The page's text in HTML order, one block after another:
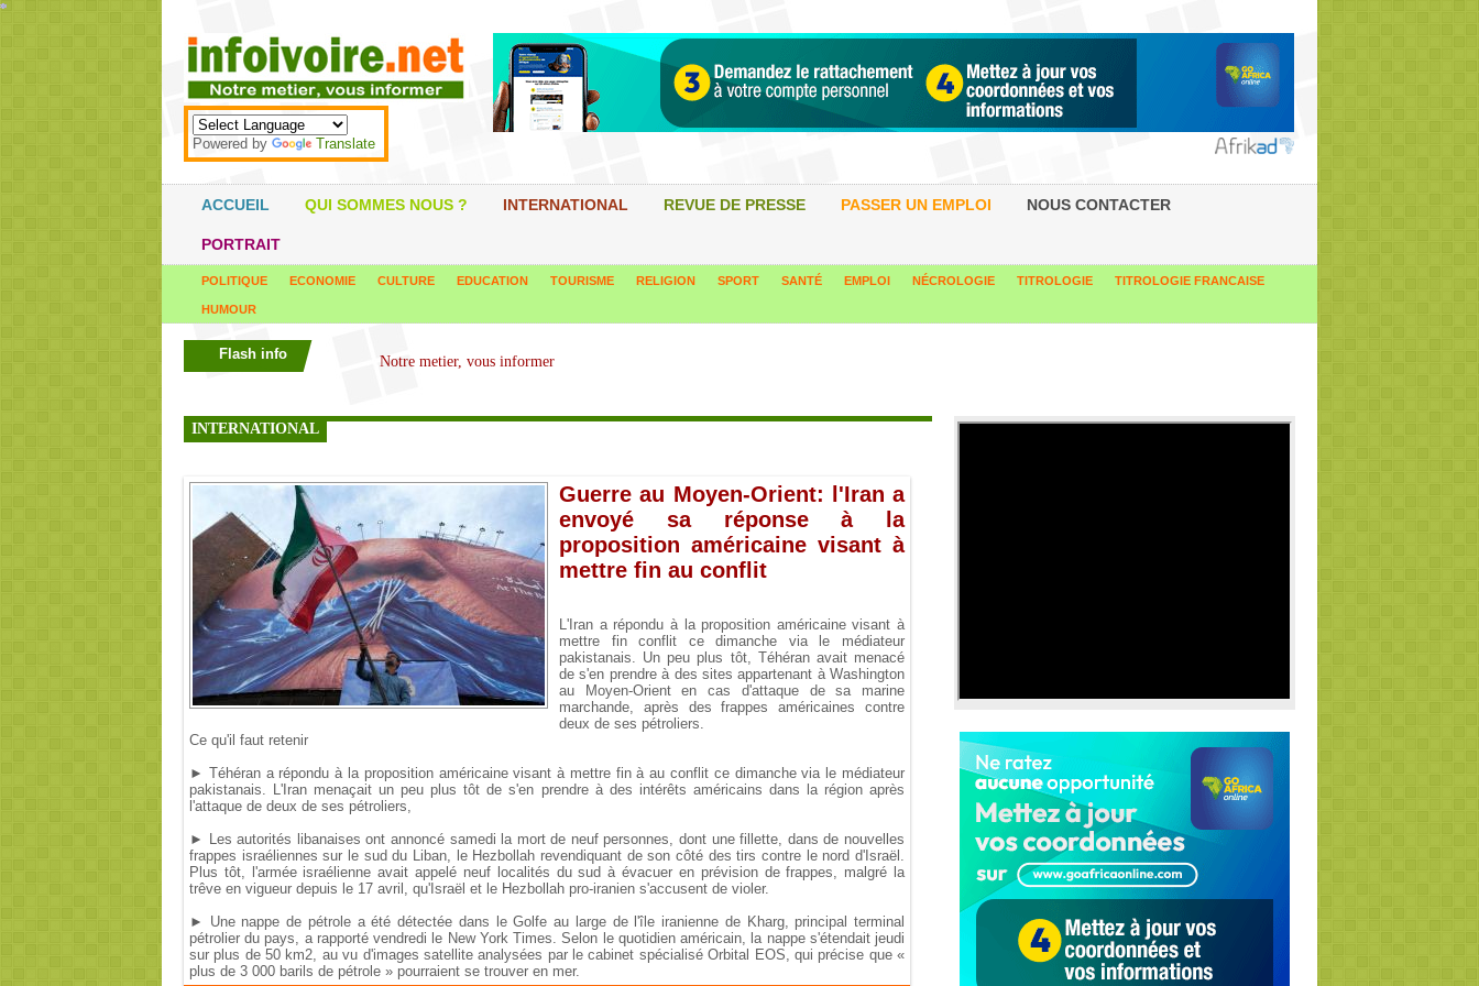
*
*
*
*
*
*
*
*
*
*
*
*
*
*
*
*
*
*
*
*
*
*
*
*
*
*
*
*
*
*
*
*
*
*
*
*
Powered by Translate
ACCUEIL QUI SOMMES NOUS ? INTERNATIONAL REVUE DE PRESSE PASSER UN EMPLOI NOUS CONTACTER
PORTRAIT
POLITIQUE ECONOMIE CULTURE EDUCATION TOURISME RELIGION SPORT SANTÉ EMPLOI NÉCROLOGIE TITROLOGIE TITROLOGIE FRANCAISE
HUMOUR
Flash info
INTERNATIONAL
Guerre au Moyen-Orient: l'Iran a
envoyé sa réponse à la
proposition américaine visant à
mettre fin au conflit
L'Iran a répondu à la proposition américaine visant à
mettre fin conflit ce dimanche via le médiateur
pakistanais. Un peu plus tôt, Téhéran avait menacé
de s'en prendre à des sites appartenant à Washington
au Moyen-Orient en cas d'attaque de sa marine
marchande, après des frappes américaines contre
deux de ses pétroliers.
Ce qu'il faut retenir
► Téhéran a répondu à la proposition américaine visant à mettre fin à au conflit ce dimanche via le médiateur
pakistanais. L'Iran menaçait un peu plus tôt de s'en prendre à des intérêts américains dans la région après
l'attaque de deux de ses pétroliers,
► Les autorités libanaises ont annoncé samedi la mort de neuf personnes, dont une fillette, dans de nouvelles
frappes israéliennes sur le sud du Liban, le Hezbollah revendiquant de son côté des tirs contre le nord d'Israël.
Plus tôt, l'armée israélienne avait appelé neuf localités du sud à évacuer en prévision de frappes, malgré la
trêve en vigueur depuis le 17 avril, qu'Israël et le Hezbollah pro-iranien s'accusent de violer.
► Une nappe de pétrole a été détectée dans le Golfe au large de l'île iranienne de Kharg, principal terminal
pétrolier du pays, a rapporté vendredi le New York Times. Selon le quotidien américain, la nappe s'étendait jeudi
sur plus de 50 km2, au vu d'images satellite analysées par le cabinet spécialisé Orbital EOS, qui précise que «
plus de 3 000 barils de pétrole » pourraient se trouver en mer.